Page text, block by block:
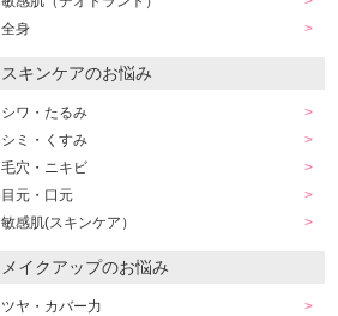
全身
スキンケアのお悩み
シワ・たるみ
シミ・くすみ
毛穴・ニキビ
目元・口元
敏感肌(スキンケア）
メイクアップのお悩み
ツヤ・カバー力